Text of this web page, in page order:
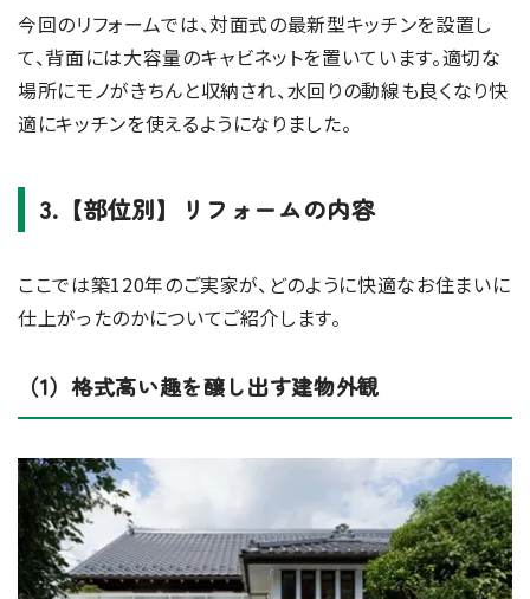
今回のリフォームでは、対面式の最新型キッチンを設置し
て、背面には大容量のキャビネットを置いています。適切な
場所にモノがきちんと収納され、水回りの動線も良くなり快
適にキッチンを使えるようになりました。
3.【部位別】リフォームの内容
ここでは築120年のご実家が、どのように快適なお住まいに
仕上がったのかについてご紹介します。
（1）格式高い趣を醸し出す建物外観